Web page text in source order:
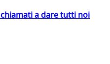
a dare tutti noi